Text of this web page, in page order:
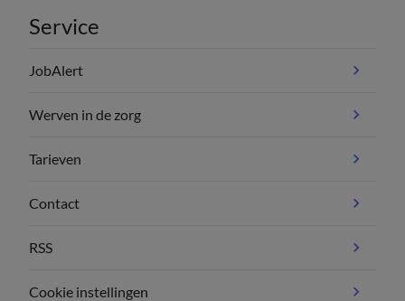
Service
JobAlert
Werven in de zorg
Tarieven
Contact
RSS
Cookie instellingen